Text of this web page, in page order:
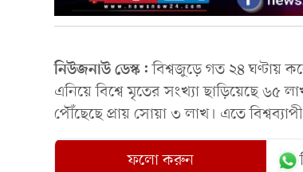
নিউজনাউ ডেস্ক:বিশ্বজুড়ে গত ২৪ ঘণ্টায়
এনিয়ে বিশ্বে মৃতের সংখ্যা ছাড়িয়েছে ৬৫
পৌঁছেছে প্রায় সোয়া ৩ লাখ। এতে
ফলো করুন